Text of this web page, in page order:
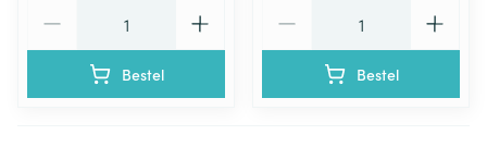
Bestel Bestel